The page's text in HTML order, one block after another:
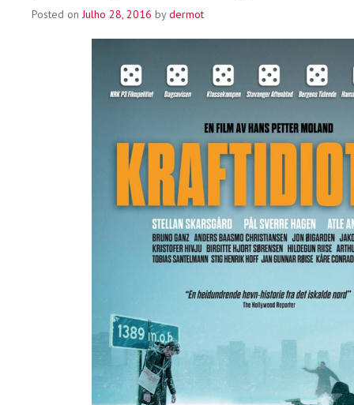
Posted onJulho 28, 2016 bydermot